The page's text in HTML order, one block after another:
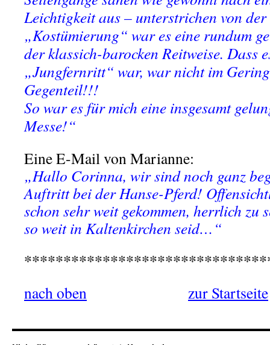
Leichtigkeit aus – unterstrichen von der
„Kostümierung“ war es eine rundum
der klassich-barocken Reitweise. Dass
„Jungfernritt“ war, war nicht im
Gegenteil!!!
So war es für mich eine insgesamt
Messe!“
Eine E-Mail von Marianne:
„Hallo Corinna, wir sind noch ganz
Auftritt bei der Hanse-Pferd!
schon sehr weit gekommen, herrlich zu
so weit in Kaltenkirchen seid…“
nach oben zur Startseite